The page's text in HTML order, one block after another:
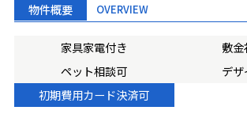
物件概要 OVERVIEW
家具家電付き
敷
ペット相談可
デ
初期費用カード決済可